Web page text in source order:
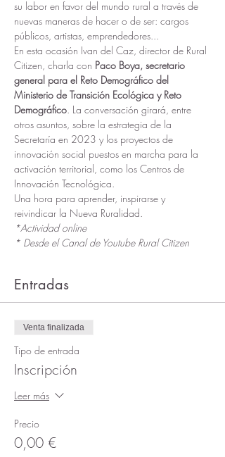
su labor en favor del mundo rural a través de
nuevas maneras de hacer o de ser: cargos
públicos, artistas, emprendedores...
En esta ocasión Ivan del Caz, director de Rural
Citizen, charla con Paco Boya, secretario
general para el Reto Demográfico del
Ministerio de Transición Ecológica y Reto
Demográfico. La conversación girará, entre
otros asuntos, sobre la estrategia de la
Secretaría en 2023 y los proyectos de
innovación social puestos en marcha para la
activación territorial, como los Centros de
Innovación Tecnológica.
Una hora para aprender, inspirarse y
reivindicar la Nueva Ruralidad.
*Actividad online
* Desde el Canal de Youtube Rural Citizen
Entradas
Venta finalizada
Tipo de entrada
Inscripción
Leer más
Precio
0,00 €